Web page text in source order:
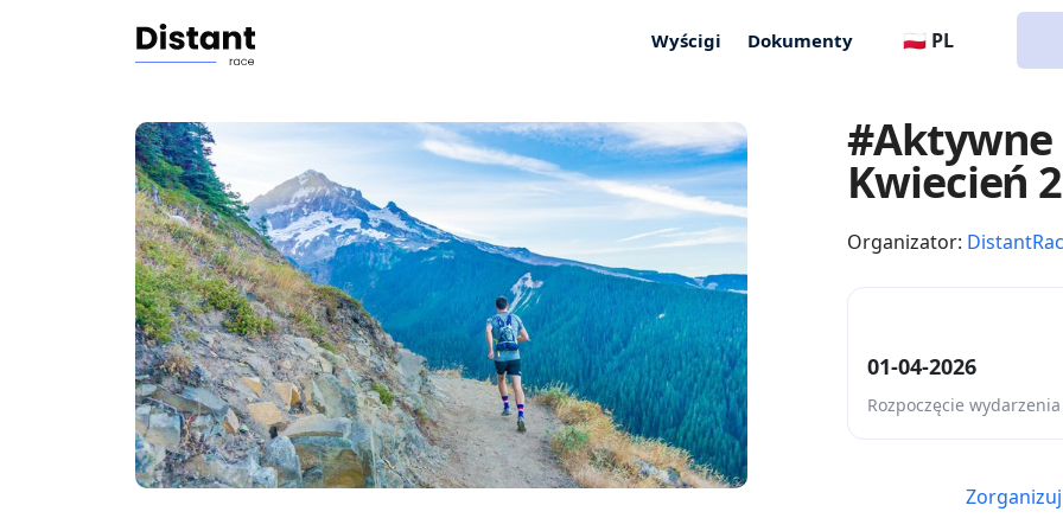
Wyścigi Dokumenty 🇵🇱 PL
#Aktywne
Kwiecień
Organizator:
01-04-2026
Rozpoczęcie wydarzenia